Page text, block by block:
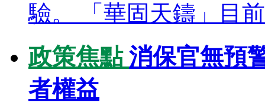
驗。 「華固天鑄」目
政策焦點 消保官無預
者權益